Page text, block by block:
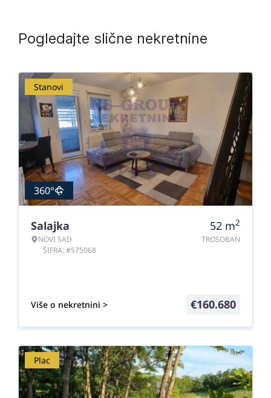
Pogledajte slične nekretnine
Stanovi
360°
Salajka
NOVI SAD
ŠIFRA: #575068
52 m2
TROSOBAN
Više o nekretnini > €160.680
Plac